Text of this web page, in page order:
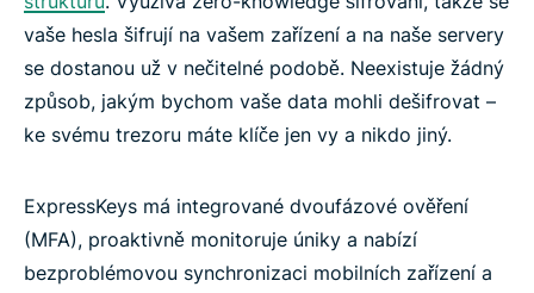
vaše hesla šifrují na vašem zařízení a na naše servery
se dostanou už v nečitelné podobě. Neexistuje žádný
způsob, jakým bychom vaše data mohli dešifrovat –
ke svému trezoru máte klíče jen vy a nikdo jiný.
ExpressKeys má integrované dvoufázové ověření
(MFA), proaktivně monitoruje úniky a nabízí
bezproblémovou synchronizaci mobilních zařízení a